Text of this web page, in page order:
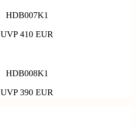
HDB007K1
UVP 410 EUR
HDB008K1
UVP 390 EUR